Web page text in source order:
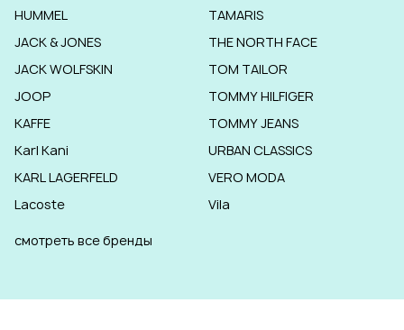
HUMMEL
JACK & JONES
JACK WOLFSKIN
JOOP
KAFFE
Karl Kani
KARL LAGERFELD
Lacoste
TAMARIS
THE NORTH FACE
TOM TAILOR
TOMMY HILFIGER
TOMMY JEANS
URBAN CLASSICS
VERO MODA
Vila
смотреть все бренды